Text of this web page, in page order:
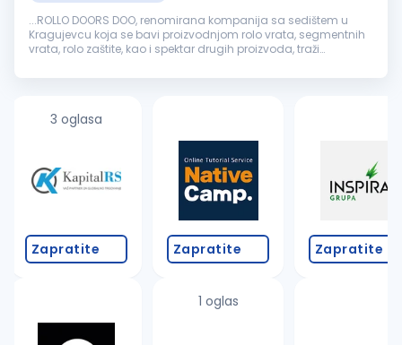
...ROLLO DOORS DOO, renomirana kompanija sa sedištem u
Kragujevcu koja se bavi proizvodnjom rolo vrata, segmentnih
vrata, rolo zaštite, kao i spektar drugih proizvoda, traži
radnik
3 oglasa
Zapratite Zapratite
1 oglas
Zapratite